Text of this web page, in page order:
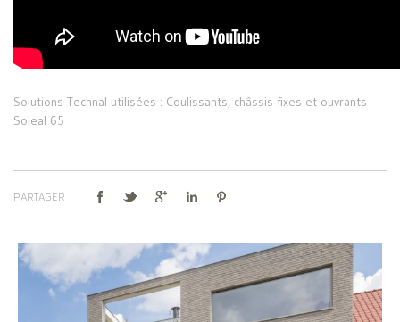
Solutions Technal utilisées : Coulissants, châssis fixes et ouvrants
Soleal 65
PARTAGER